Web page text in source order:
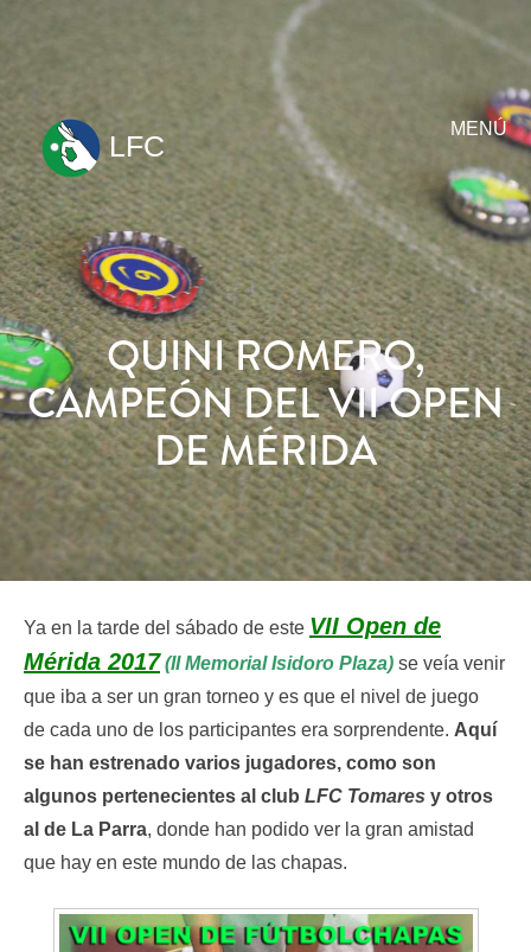
MENÚ
ir
al
contenido
LFC
QUINI ROMERO,
CAMPEÓN DEL VII OPEN
DE MÉRIDA
Ya en la tarde del sábado de este VII Open de
Mérida 2017 (II Memorial Isidoro Plaza) se veía venir
que iba a ser un gran torneo y es que el nivel de juego
de cada uno de los participantes era sorprendente. Aquí
se han estrenado varios jugadores, como son
algunos pertenecientes al club LFC Tomares y otros
al de La Parra, donde han podido ver la gran amistad
que hay en este mundo de las chapas.